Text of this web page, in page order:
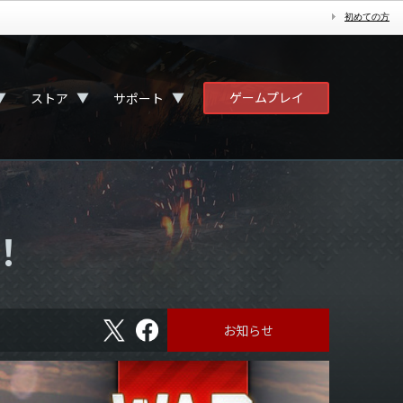
初めての方
ストア ▼ サポート ▼ ゲームプレイ
X フ
ェ
ス
ブ
ッ
お知らせ